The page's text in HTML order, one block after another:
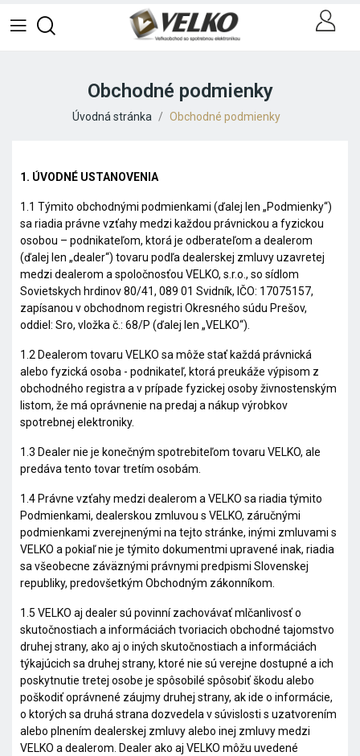
Obchodné podmienky
Úvodná stránka Obchodné podmienky
1. ÚVODNÉ USTANOVENIA
1.1 Týmito obchodnými podmienkami (ďalej len „Podmienky“)
sa riadia právne vzťahy medzi každou právnickou a fyzickou
osobou – podnikateľom, ktorá je odberateľom a dealerom
(ďalej len „dealer“) tovaru podľa dealerskej zmluvy uzavretej
medzi dealerom a spoločnosťou VELKO, s.r.o., so sídlom
Sovietskych hrdinov 80/41, 089 01 Svidník, IČO: 17075157,
zapísanou v obchodnom registri Okresného súdu Prešov,
oddiel: Sro, vložka č.: 68/P (ďalej len „VELKO“).
1.2 Dealerom tovaru VELKO sa môže stať každá právnická
alebo fyzická osoba - podnikateľ, ktorá preukáže výpisom z
obchodného registra a v prípade fyzickej osoby živnostenským
listom, že má oprávnenie na predaj a nákup výrobkov
spotrebnej elektroniky.
1.3 Dealer nie je konečným spotrebiteľom tovaru VELKO, ale
predáva tento tovar tretím osobám.
1.4 Právne vzťahy medzi dealerom a VELKO sa riadia týmito
Podmienkami, dealerskou zmluvou s VELKO, záručnými
podmienkami zverejnenými na tejto stránke, inými zmluvami s
VELKO a pokiaľ nie je týmito dokumentmi upravené inak, riadia
sa všeobecne záväznými právnymi predpismi Slovenskej
republiky, predovšetkým Obchodným zákonníkom.
1.5 VELKO aj dealer sú povinní zachovávať mlčanlivosť o
skutočnostiach a informáciách tvoriacich obchodné tajomstvo
druhej strany, ako aj o iných skutočnostiach a informáciách
týkajúcich sa druhej strany, ktoré nie sú verejne dostupné a ich
poskytnutie tretej osobe je spôsobilé spôsobiť škodu alebo
poškodiť oprávnené záujmy druhej strany, ak ide o informácie,
o ktorých sa druhá strana dozvedela v súvislosti s uzatvorením
alebo plnením dealerskej zmluvy alebo inej zmluvy medzi
VELKO a dealerom. Dealer ako aj VELKO môžu uvedené